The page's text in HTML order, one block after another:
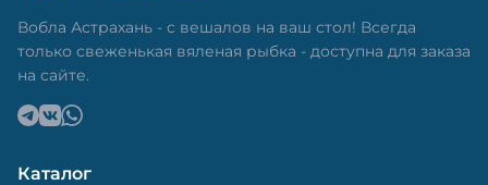
Вобла Астрахань - с вешалов на ваш стол! Всегда
только свеженькая вяленая рыбка - доступна для заказа
на сайте.
Каталог